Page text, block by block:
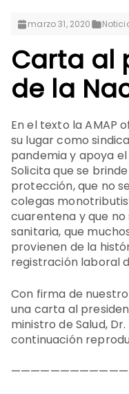
marzo 31, 2020
Carta al
de la
En el texto la AMAP
su lugar como
pandemia y apoya
Solicita que se
protección, que no
colegas
cuarentena y que no
sanitaria, que
provienen de la
registración laboral
Con firma de
una carta al
ministro de Salud,
continuación